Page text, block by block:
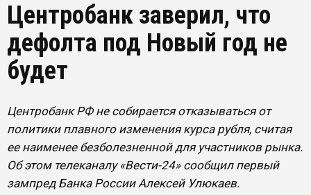
Центробанк заверил, что
дефолта под Новый год не
будет
Центробанк РФ не собирается отказываться от
политики плавного изменения курса рубля, считая
ее наименее безболезненной для участников рынка.
Об этом телеканалу «Вести-24» сообщил первый
зампред Банка России Алексей Улюкаев.